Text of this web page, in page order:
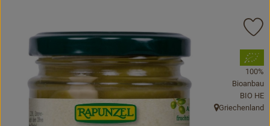
Biokisten
Obst & Gemüse
Bäckerei
Kühltheke
, Verband:
100%
Bioanbau
,BIO HE
, Herkunft:
Griechenland